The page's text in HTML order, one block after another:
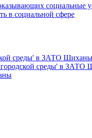
социальные
в социальной сфере
среды' в ЗАТО Шиханы
городской среды' в ЗАТО